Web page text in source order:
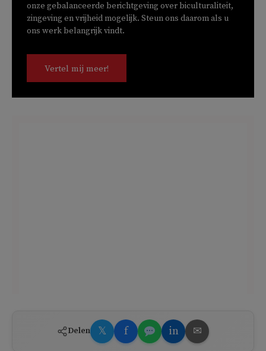
onze gebalanceerde berichtgeving over biculturaliteit,
zingeving en vrijheid mogelijk. Steun ons daarom als u
ons werk belangrijk vindt.
Vertel mij meer!
Delen 𝕏 f in ✉